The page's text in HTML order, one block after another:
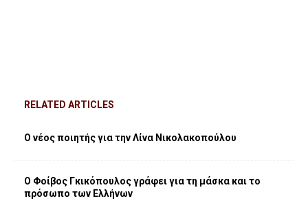
RELATED ARTICLES
Ο νέος ποιητής για την Λίνα Νικολακοπούλου
Ο Φοίβος Γκικόπουλος γράφει για τη μάσκα και το
πρόσωπο των Ελλήνων